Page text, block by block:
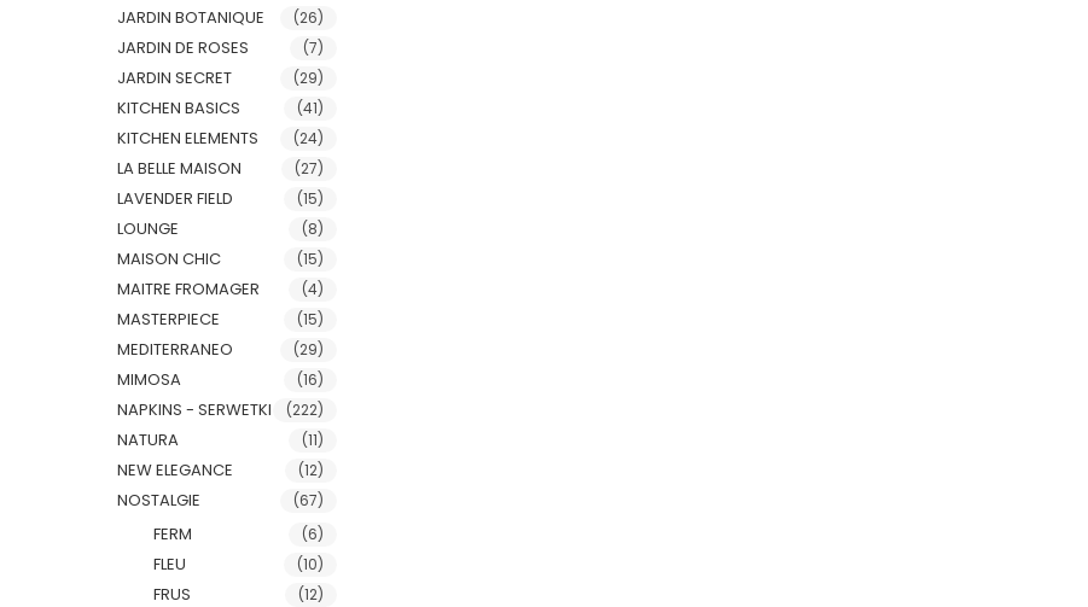
JARDIN BOTANIQUE (26)
JARDIN DE ROSES (7)
JARDIN SECRET (29)
KITCHEN BASICS (41)
KITCHEN ELEMENTS (24)
LA BELLE MAISON (27)
LAVENDER FIELD (15)
LOUNGE (8)
MAISON CHIC (15)
MAITRE FROMAGER (4)
MASTERPIECE (15)
MEDITERRANEO (29)
MIMOSA (16)
NAPKINS - SERWETKI (222)
NATURA (11)
NEW ELEGANCE (12)
NOSTALGIE (67)
FERM (6)
FLEU (10)
FRUS (12)